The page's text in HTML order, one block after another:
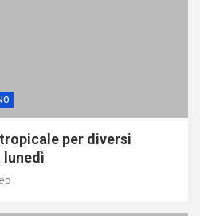
per diversi
lunedì